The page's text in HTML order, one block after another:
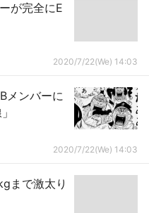
が完全にE
2020/7/22(We) 14:03
メンバーに
2020/7/22(We) 14:03
まで激太り